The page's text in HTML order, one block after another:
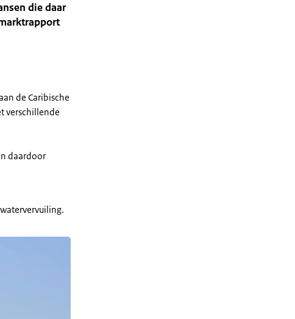
die daar
de Caribische
verschillende
daardoor